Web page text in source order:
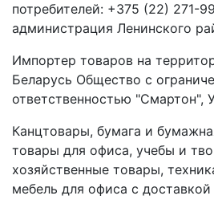
потребителей: +375 (22) 271-
администрация Ленинского
Импортер товаров на
Беларусь Общество с
ответственностью "Смартон",
Канцтовары, бумага и
товары для офиса, учебы и
хозяйственные товары,
мебель для офиса с доставкой